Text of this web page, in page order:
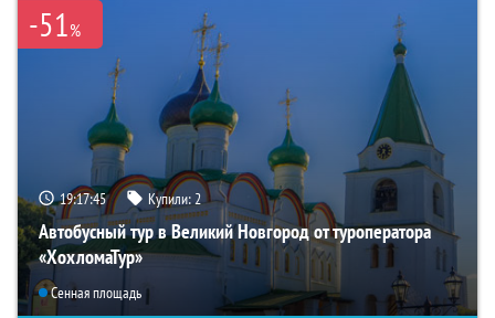
-51%
19:17:44 Купили:2
Автобусный тур в Великий Новгород от туроператора
«ХохломаТур»
Сенная площадь